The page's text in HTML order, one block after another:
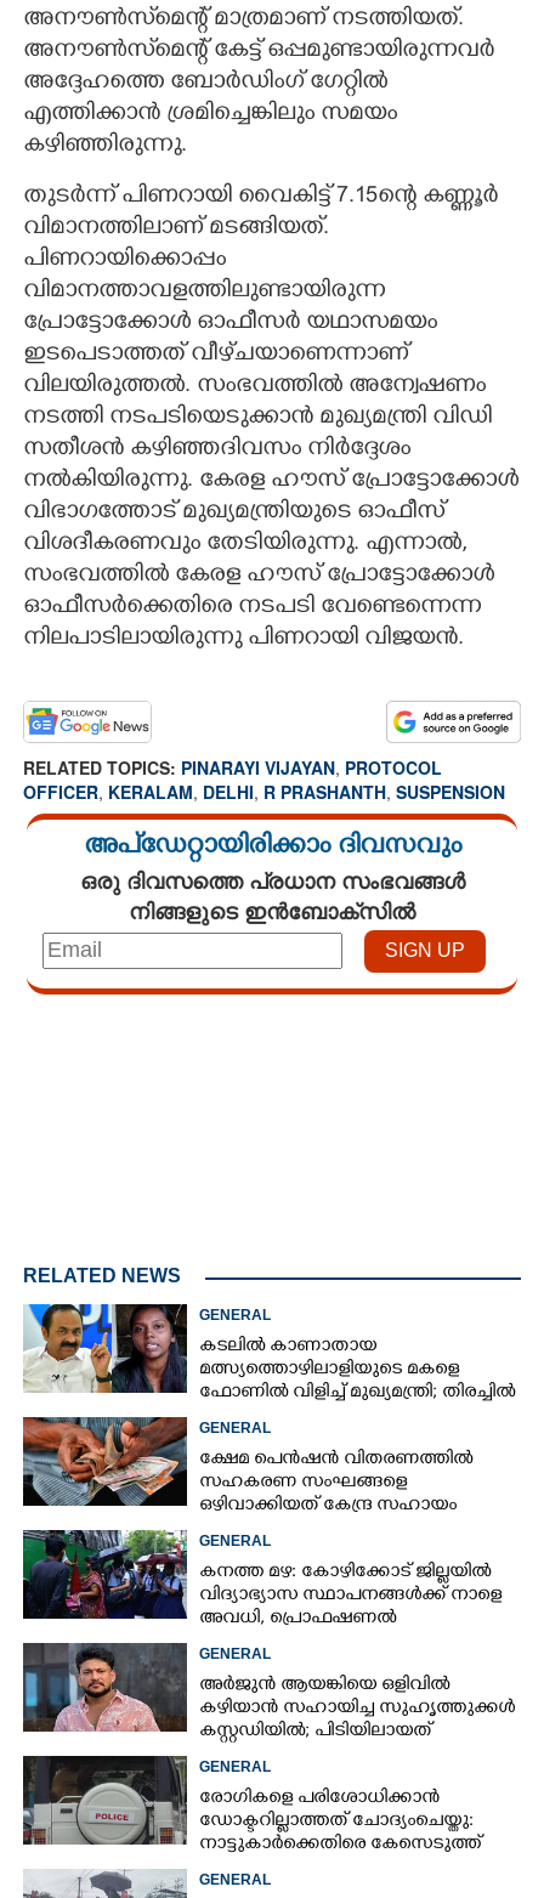
അനൗൺസ്‌മെന്റ് മാത്രമാണ് നടത്തിയത്.
അനൗൺസ്‌മെന്റ് കേട്ട് ഒപ്പമുണ്ടായിരുന്നവർ
അദ്ദേഹത്തെ ബോർഡിംഗ് ഗേറ്റിൽ
എത്തിക്കാൻ ശ്രമിച്ചെങ്കിലും സമയം
കഴിഞ്ഞിരുന്നു.
തുടർന്ന് പിണറായി വൈകിട്ട് 7.15ന്റെ കണ്ണൂർ
വിമാനത്തിലാണ് മടങ്ങിയത്.
പിണറായിക്കൊപ്പം
വിമാനത്താവളത്തിലുണ്ടായിരുന്ന
പ്രോട്ടോക്കോൾ ഓഫീസർ യഥാസമയം
ഇടപെടാത്തത് വീഴ്‌ചയാണെന്നാണ്
വിലയിരുത്തൽ. സംഭവത്തിൽ അന്വേഷണം
നടത്തി നടപടിയെടുക്കാൻ മുഖ്യമന്ത്രി വിഡി
സതീശൻ കഴിഞ്ഞദിവസം നിർദ്ദേശം
നൽകിയിരുന്നു. കേരള ഹൗസ് പ്രോട്ടോക്കോൾ
വിഭാഗത്തോട് മുഖ്യമന്ത്രിയുടെ ഓഫീസ്
വിശദീകരണവും തേടിയിരുന്നു. എന്നാൽ,
സംഭവത്തിൽ കേരള ഹൗസ് പ്രോട്ടോക്കോൾ
ഓഫീസർക്കെതിരെ നടപടി വേണ്ടെന്നെന്ന
നിലപാടിലായിരുന്നു പിണറായി വിജയൻ.
RELATED TOPICS: PINARAYI VIJAYAN, PROTOCOL
OFFICER, KERALAM, DELHI, R PRASHANTH, SUSPENSION
അപ്ഡേറ്റായിരിക്കാം ദിവസവും
ഒരു ദിവസത്തെ പ്രധാന സംഭവങ്ങൾ
നിങ്ങളുടെ ഇൻബോക്സിൽ
RELATED NEWS
GENERAL
കടലിൽ കാണാതായ
മത്സ്യത്തൊഴിലാളിയുടെ മകളെ
ഫോണിൽ വിളിച്ച് മുഖ്യമന്ത്രി; തിരച്ചിൽ
GENERAL
ക്ഷേമ പെൻഷൻ വിതരണത്തിൽ
സഹകരണ സംഘങ്ങളെ
ഒഴിവാക്കിയത് കേന്ദ്ര സഹായം
വിശദീകരണവുമായി സർക്കാ‌ർ
GENERAL
കനത്ത മഴ: കോഴിക്കോട് ജില്ലയിൽ
വിദ്യാഭ്യാസ സ്ഥാപനങ്ങൾക്ക് നാളെ
അവധി,​ പ്രൊഫഷണൽ
GENERAL
അർജുൻ ആയങ്കിയെ ഒളിവിൽ
കഴിയാൻ സഹായിച്ച സുഹൃത്തുക്കൾ
കസ്റ്റഡിയിൽ; പിടിയിലായത്
GENERAL
രോഗികളെ പരിശോധിക്കാൻ
ഡോക്ടറില്ലാത്തത് ചോദ്യംചെയ്തു:
നാട്ടുകാർക്കെതിരെ കേസെടുത്ത്
GENERAL